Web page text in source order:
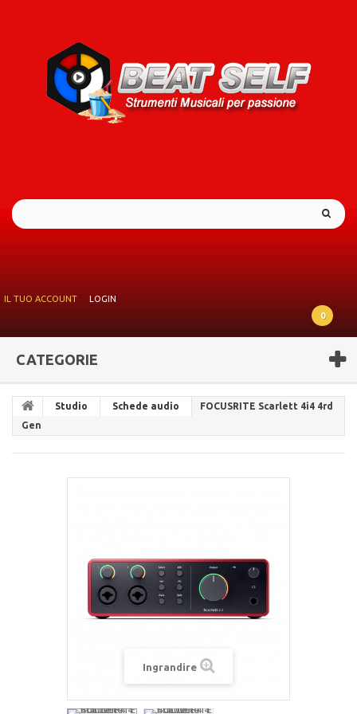
IL TUO ACCOUNT
LOGIN
0
CATEGORIE
Studio Schede audio
FOCUSRITE Scarlett 4i4 4rd
Gen
Ingrandire